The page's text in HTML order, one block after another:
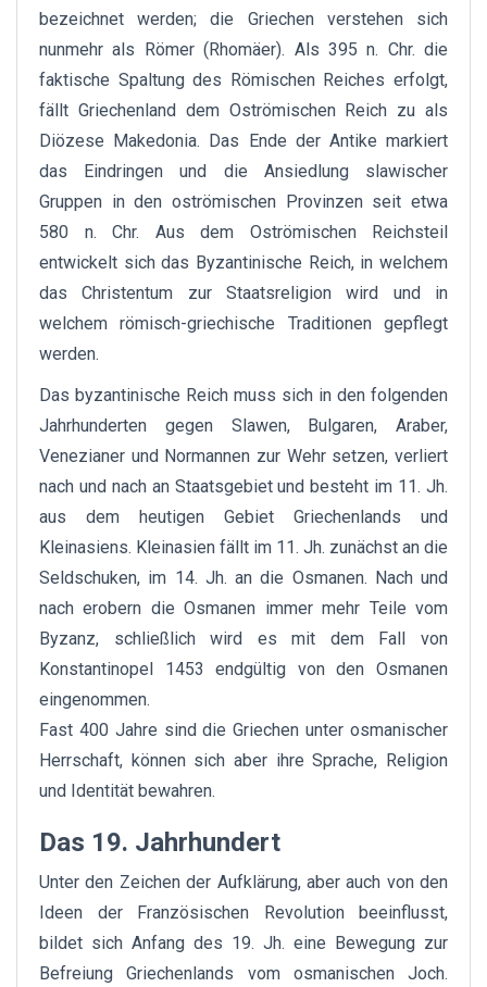
bezeichnet werden; die Griechen verstehen sich
nunmehr als Römer (Rhomäer). Als 395 n. Chr. die
faktische Spaltung des Römischen Reiches erfolgt,
fällt Griechenland dem Oströmischen Reich zu als
Diözese Makedonia. Das Ende der Antike markiert
das Eindringen und die Ansiedlung slawischer
Gruppen in den oströmischen Provinzen seit etwa
580 n. Chr. Aus dem Oströmischen Reichsteil
entwickelt sich das Byzantinische Reich, in welchem
das Christentum zur Staatsreligion wird und in
welchem römisch-griechische Traditionen gepflegt
werden.
Das byzantinische Reich muss sich in den folgenden
Jahrhunderten gegen Slawen, Bulgaren, Araber,
Venezianer und Normannen zur Wehr setzen, verliert
nach und nach an Staatsgebiet und besteht im 11. Jh.
aus dem heutigen Gebiet Griechenlands und
Kleinasiens. Kleinasien fällt im 11. Jh. zunächst an die
Seldschuken, im 14. Jh. an die Osmanen. Nach und
nach erobern die Osmanen immer mehr Teile vom
Byzanz, schließlich wird es mit dem Fall von
Konstantinopel 1453 endgültig von den Osmanen
eingenommen.
Fast 400 Jahre sind die Griechen unter osmanischer
Herrschaft, können sich aber ihre Sprache, Religion
und Identität bewahren.
Das 19. Jahrhundert
Unter den Zeichen der Aufklärung, aber auch von den
Ideen der Französischen Revolution beeinflusst,
bildet sich Anfang des 19. Jh. eine Bewegung zur
Befreiung Griechenlands vom osmanischen Joch.